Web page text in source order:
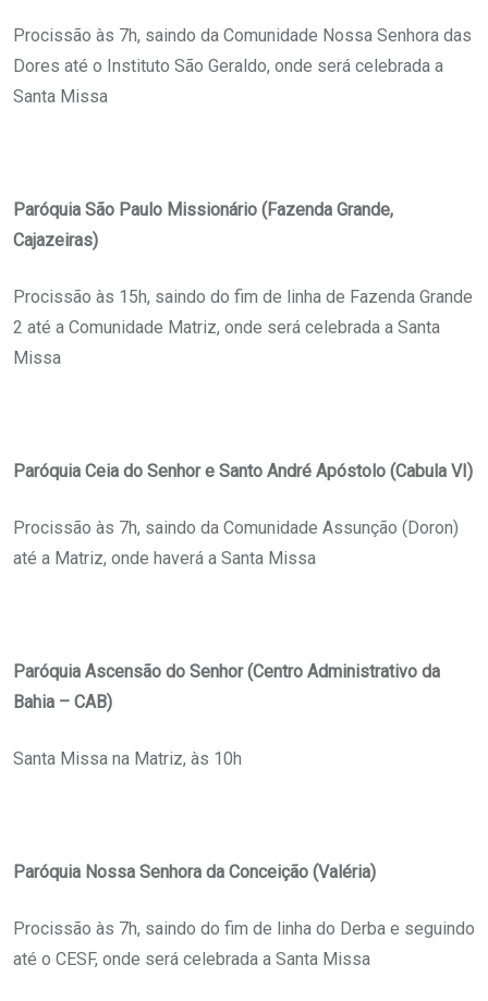
Procissão às 7h, saindo da Comunidade Nossa Senhora das
Dores até o Instituto São Geraldo, onde será celebrada a
Santa Missa
Paróquia São Paulo Missionário (Fazenda Grande,
Cajazeiras)
Procissão às 15h, saindo do fim de linha de Fazenda Grande
2 até a Comunidade Matriz, onde será celebrada a Santa
Missa
Paróquia Ceia do Senhor e Santo André Apóstolo (Cabula VI)
Procissão às 7h, saindo da Comunidade Assunção (Doron)
até a Matriz, onde haverá a Santa Missa
Paróquia Ascensão do Senhor (Centro Administrativo da
Bahia – CAB)
Santa Missa na Matriz, às 10h
Paróquia Nossa Senhora da Conceição (Valéria)
Procissão às 7h, saindo do fim de linha do Derba e seguindo
até o CESF, onde será celebrada a Santa Missa